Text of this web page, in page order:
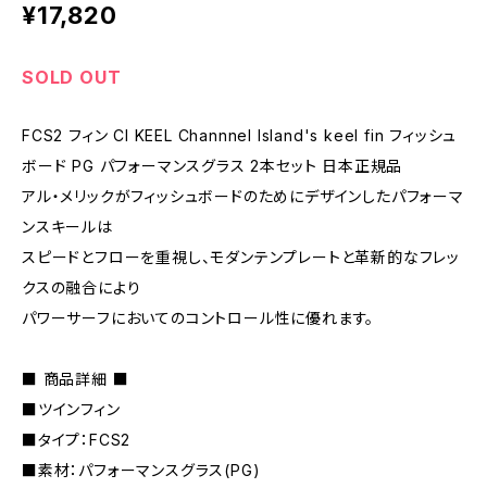
¥17,820
SOLD OUT
FCS2 フィン CI KEEL Channnel Island's keel fin フィッシュ
ボード PG パフォーマンスグラス 2本セット 日本正規品
アル・メリックがフィッシュボードのためにデザインしたパフォーマ
ンスキールは
スピードとフローを重視し、モダンテンプレートと革新的なフレッ
クスの融合により
パワーサーフにおいてのコントロール性に優れます。
■ 商品詳細 ■
■ツインフィン
■タイプ：FCS2
■素材：パフォーマンスグラス(PG)